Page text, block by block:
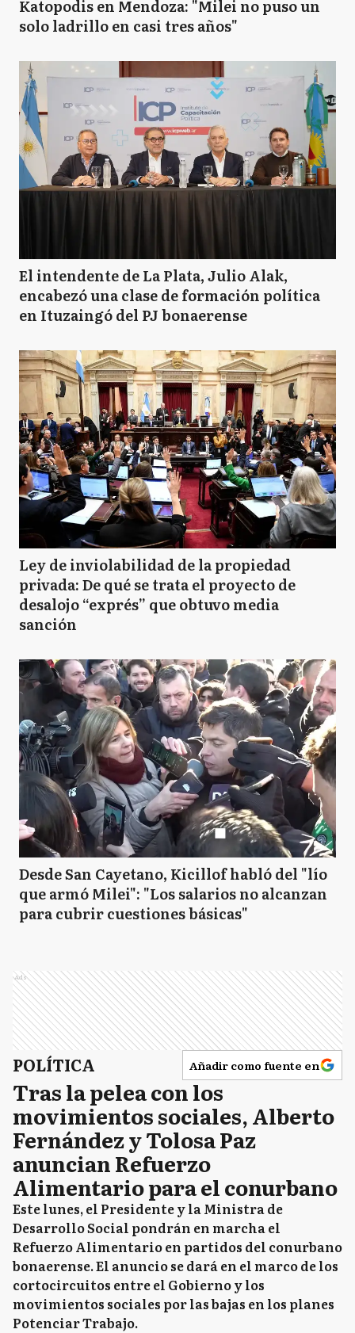
Katopodis en Mendoza: "Milei no puso un
solo ladrillo en casi tres años"
El intendente de La Plata, Julio Alak,
encabezó una clase de formación política
en Ituzaingó del PJ bonaerense
Ley de inviolabilidad de la propiedad
privada: De qué se trata el proyecto de
desalojo “exprés” que obtuvo media
sanción
Desde San Cayetano, Kicillof habló del "lío
que armó Milei": "Los salarios no alcanzan
para cubrir cuestiones básicas"
Ads
POLÍTICA Añadir como fuente en
Tras la pelea con los
movimientos sociales, Alberto
Fernández y Tolosa Paz
anuncian Refuerzo
Alimentario para el conurbano
Este lunes, el Presidente y la Ministra de
Desarrollo Social pondrán en marcha el
Refuerzo Alimentario en partidos del conurbano
bonaerense. El anuncio se dará en el marco de los
cortocircuitos entre el Gobierno y los
movimientos sociales por las bajas en los planes
Potenciar Trabajo.